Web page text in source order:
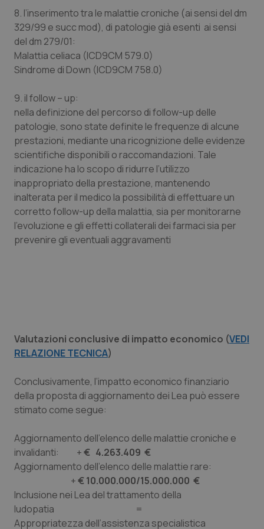
8. l’inserimento tra le malattie croniche (ai sensi del dm
329/99 e succ mod), di patologie già esenti ai sensi
del dm 279/01:
Malattia celiaca (ICD9CM 579.0)
Sindrome di Down (ICD9CM 758.0)
9. il follow – up:
nella definizione del percorso di follow-up delle
patologie, sono state definite le frequenze di alcune
prestazioni, mediante una ricognizione delle evidenze
scientifiche disponibili o raccomandazioni. Tale
indicazione ha lo scopo di ridurre l’utilizzo
inappropriato della prestazione, mantenendo
inalterata per il medico la possibilità di effettuare un
corretto follow-up della malattia, sia per monitorarne
l'evoluzione e gli effetti collaterali dei farmaci sia per
prevenire gli eventuali aggravamenti
Valutazioni conclusive di impatto economico (VEDI
RELAZIONE TECNICA)
Conclusivamente, l’impatto economico finanziario
della proposta di aggiornamento dei Lea può essere
stimato come segue:
Aggiornamento dell’elenco delle malattie croniche e
invalidanti: +€ 4.263.409 €
Aggiornamento dell’elenco delle malattie rare:
+€ 10.000.000/15.000.000 €
Inclusione nei Lea del trattamento della
ludopatia =
Appropriatezza dell’assistenza specialistica
Necessari
I cookie necessari contribuiscono a rendere fruibile il
protette del sito. Il sito web non è in grado di
funzionare correttamente senza questi cookie.
Nome
Fornitore/Dominio
VISITOR_PRIVACY_METADATA
YouTube
.youtube.com
5
CookieScriptConsent
CookieScript
www.quotidianosanita.it
5
tracking-sites-ironfish-
tracking-enable
www.quotidianosanita.it